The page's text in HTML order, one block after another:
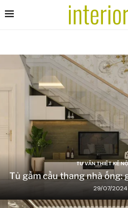
TƯ VẤN THIẾT KẾ
Tủ gầm cầu thang nhà ống:
29/07/2024